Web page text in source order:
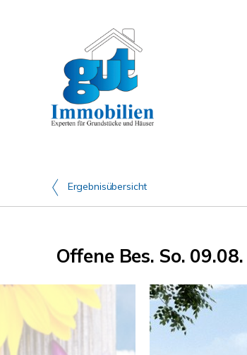
Ergebnisübersicht
Offene Bes. So.